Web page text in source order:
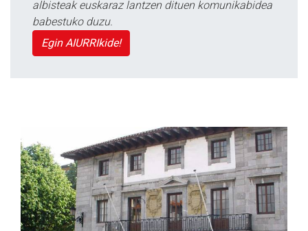
albisteak euskaraz lantzen dituen komunikabidea
babestuko duzu.
Egin AIURRIkide!